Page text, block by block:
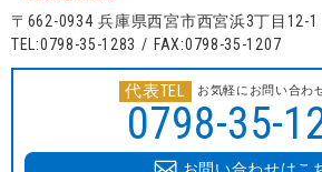
〒662-0934 兵庫県西宮市西宮浜3丁目12-1
TEL:0798-35-1283 / FAX:0798-35-1207
代表TEL お気軽にお問い合わ
0798-35-